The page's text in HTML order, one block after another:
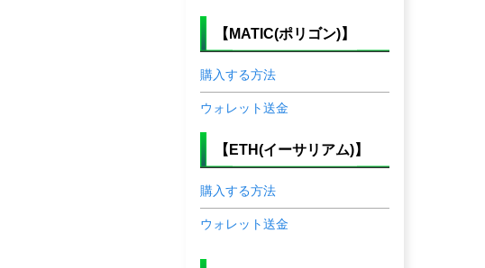
【MATIC(ポリゴン)】
購入する方法
ウォレット送金
【ETH(イーサリアム)】
購入する方法
ウォレット送金